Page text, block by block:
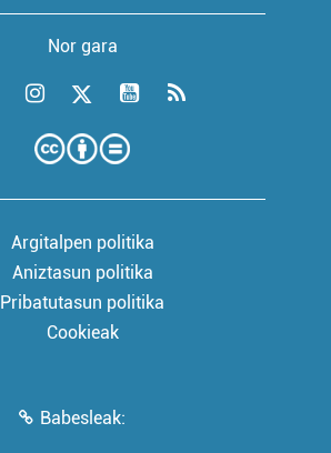
Nor gara
Argitalpen politika
Aniztasun politika
Pribatutasun politika
Cookieak
Babesleak: